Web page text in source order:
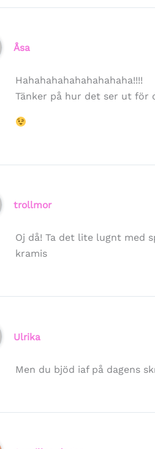
Åsa
Hahahahahahahahahaha!!!!
Tänker på hur det ser ut för
trollmor
Oj då! Ta det lite lugnt med
kramis
Ulrika
Men du bjöd iaf på dagens